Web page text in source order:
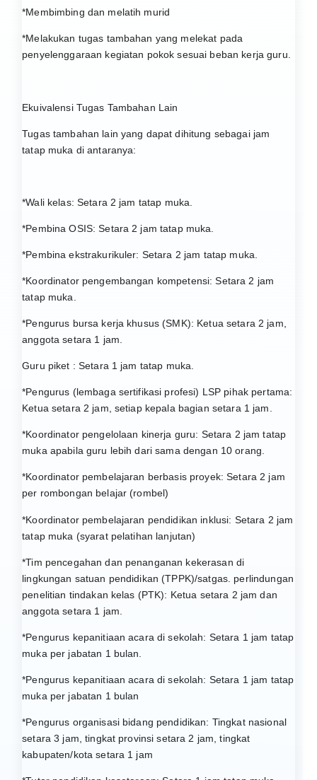
*Membimbing dan melatih murid
*Melakukan tugas tambahan yang melekat pada
penyelenggaraan kegiatan pokok sesuai beban kerja guru.
Ekuivalensi Tugas Tambahan Lain
Tugas tambahan lain yang dapat dihitung sebagai jam
tatap muka di antaranya:
*Wali kelas: Setara 2 jam tatap muka.
*Pembina OSIS: Setara 2 jam tatap muka.
*Pembina ekstrakurikuler: Setara 2 jam tatap muka.
*Koordinator pengembangan kompetensi: Setara 2 jam
tatap muka.
*Pengurus bursa kerja khusus (SMK): Ketua setara 2 jam,
anggota setara 1 jam.
Guru piket : Setara 1 jam tatap muka.
*Pengurus (lembaga sertifikasi profesi) LSP pihak pertama:
Ketua setara 2 jam, setiap kepala bagian setara 1 jam.
*Koordinator pengelolaan kinerja guru: Setara 2 jam tatap
muka apabila guru lebih dari sama dengan 10 orang.
*Koordinator pembelajaran berbasis proyek: Setara 2 jam
per rombongan belajar (rombel)
*Koordinator pembelajaran pendidikan inklusi: Setara 2 jam
tatap muka (syarat pelatihan lanjutan)
*Tim pencegahan dan penanganan kekerasan di
lingkungan satuan pendidikan (TPPK)/satgas. perlindungan
penelitian tindakan kelas (PTK): Ketua setara 2 jam dan
anggota setara 1 jam.
*Pengurus kepanitiaan acara di sekolah: Setara 1 jam tatap
muka per jabatan 1 bulan.
*Pengurus kepanitiaan acara di sekolah: Setara 1 jam tatap
muka per jabatan 1 bulan
*Pengurus organisasi bidang pendidikan: Tingkat nasional
setara 3 jam, tingkat provinsi setara 2 jam, tingkat
kabupaten/kota setara 1 jam